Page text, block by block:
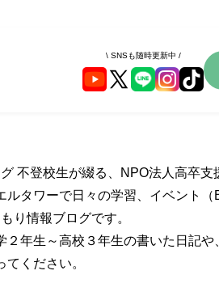
\ SNSも随時更新中 /
不登校生が綴る、NPO法人高卒
ルタワーで日々の学習、イベント
り情報ブログです。
２年生～高校３年生の書いた日記
ください。